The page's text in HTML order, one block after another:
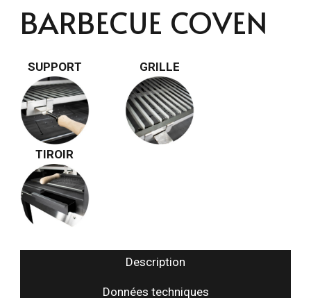
BARBECUE COVEN
SUPPORT GRILLE
TIROIR
Description
Données techniques